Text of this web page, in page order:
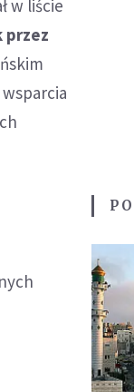
w liście
przez